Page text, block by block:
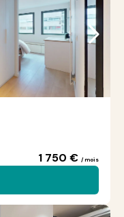
1 750 € / mois